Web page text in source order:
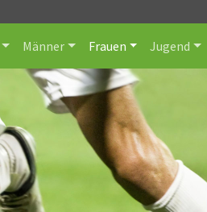
Männer Frauen Jugend